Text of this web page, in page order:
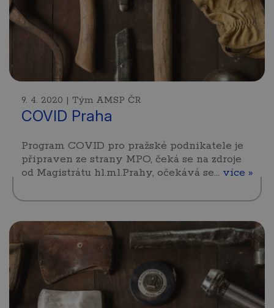
9. 4. 2020 | Tým AMSP ČR
COVID Praha
Program COVID pro pražské podnikatele je
připraven ze strany MPO, čeká se na zdroje
od Magistrátu hl.ml.Prahy, očekává se… více »